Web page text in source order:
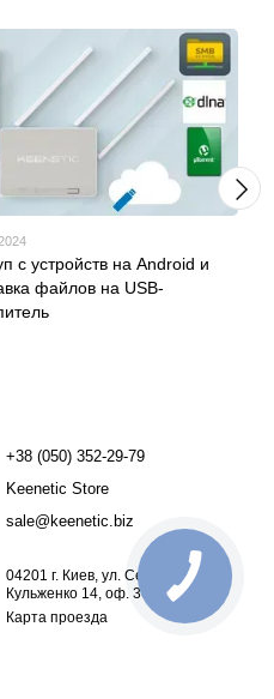
с устройств на Android и
файлов на USB-
+38 (050) 352-29-79
Keenetic Store
sale@keenetic.biz
04201 г. Киев, ул. Семьи
Кульженко 14, оф. 3009
Карта проезда